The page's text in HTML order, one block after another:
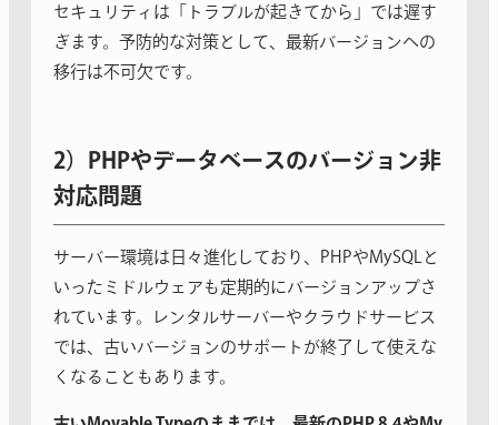
セキュリティは「トラブルが起きてから」では遅す
ぎます。予防的な対策として、最新バージョンへの
移行は不可欠です。
2）PHPやデータベースのバージョン非
対応問題
サーバー環境は日々進化しており、PHPやMySQLと
いったミドルウェアも定期的にバージョンアップさ
れています。レンタルサーバーやクラウドサービス
では、古いバージョンのサポートが終了して使えな
くなることもあります。